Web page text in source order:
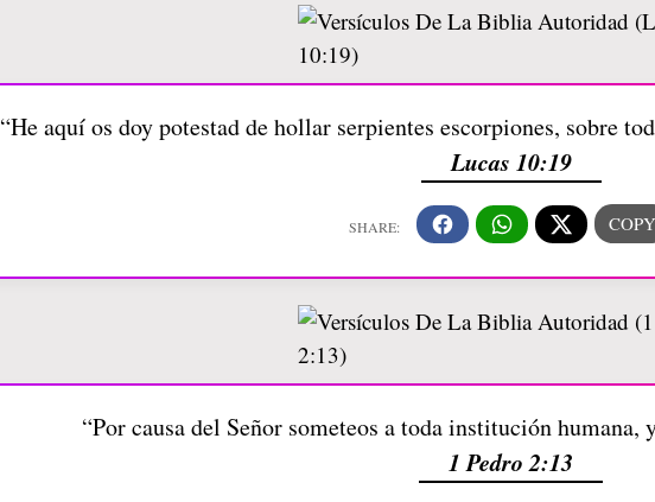
“He aquí os doy potestad de hollar serpientes escorpiones, sobre
Lucas 10:19
“Por causa del Señor someteos a toda institución humana,
1 Pedro 2:13